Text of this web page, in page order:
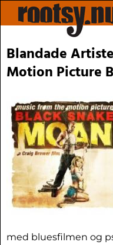
Blandade
Motion Picture
med bluesfilmen og